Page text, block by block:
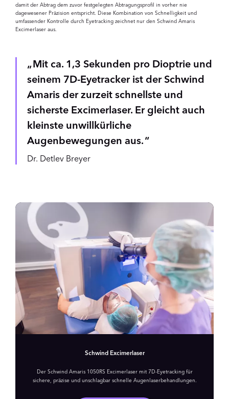
damit der Abtrag dem zuvor festgelegten Abtragungsprofil in vorher nie
dagewesener Präzision entspricht. Diese Kombination von Schnelligkeit und
umfassender Kontrolle durch Eyetracking zeichnet nur den Schwind Amaris
Excimerlaser aus.
Mit ca. 1,3 Sekunden pro Dioptrie und
seinem 7D-Eyetracker ist der Schwind
Amaris der zurzeit schnellste und
sicherste Excimerlaser. Er gleicht auch
kleinste unwillkürliche
Augenbewegungen aus.
Dr. Detlev Breyer
Schwind Excimerlaser
Der Schwind Amaris 1050RS Excimerlaser mit 7D-Eyetracking für
sichere, präzise und unschlagbar schnelle Augenlaserbehandlungen.